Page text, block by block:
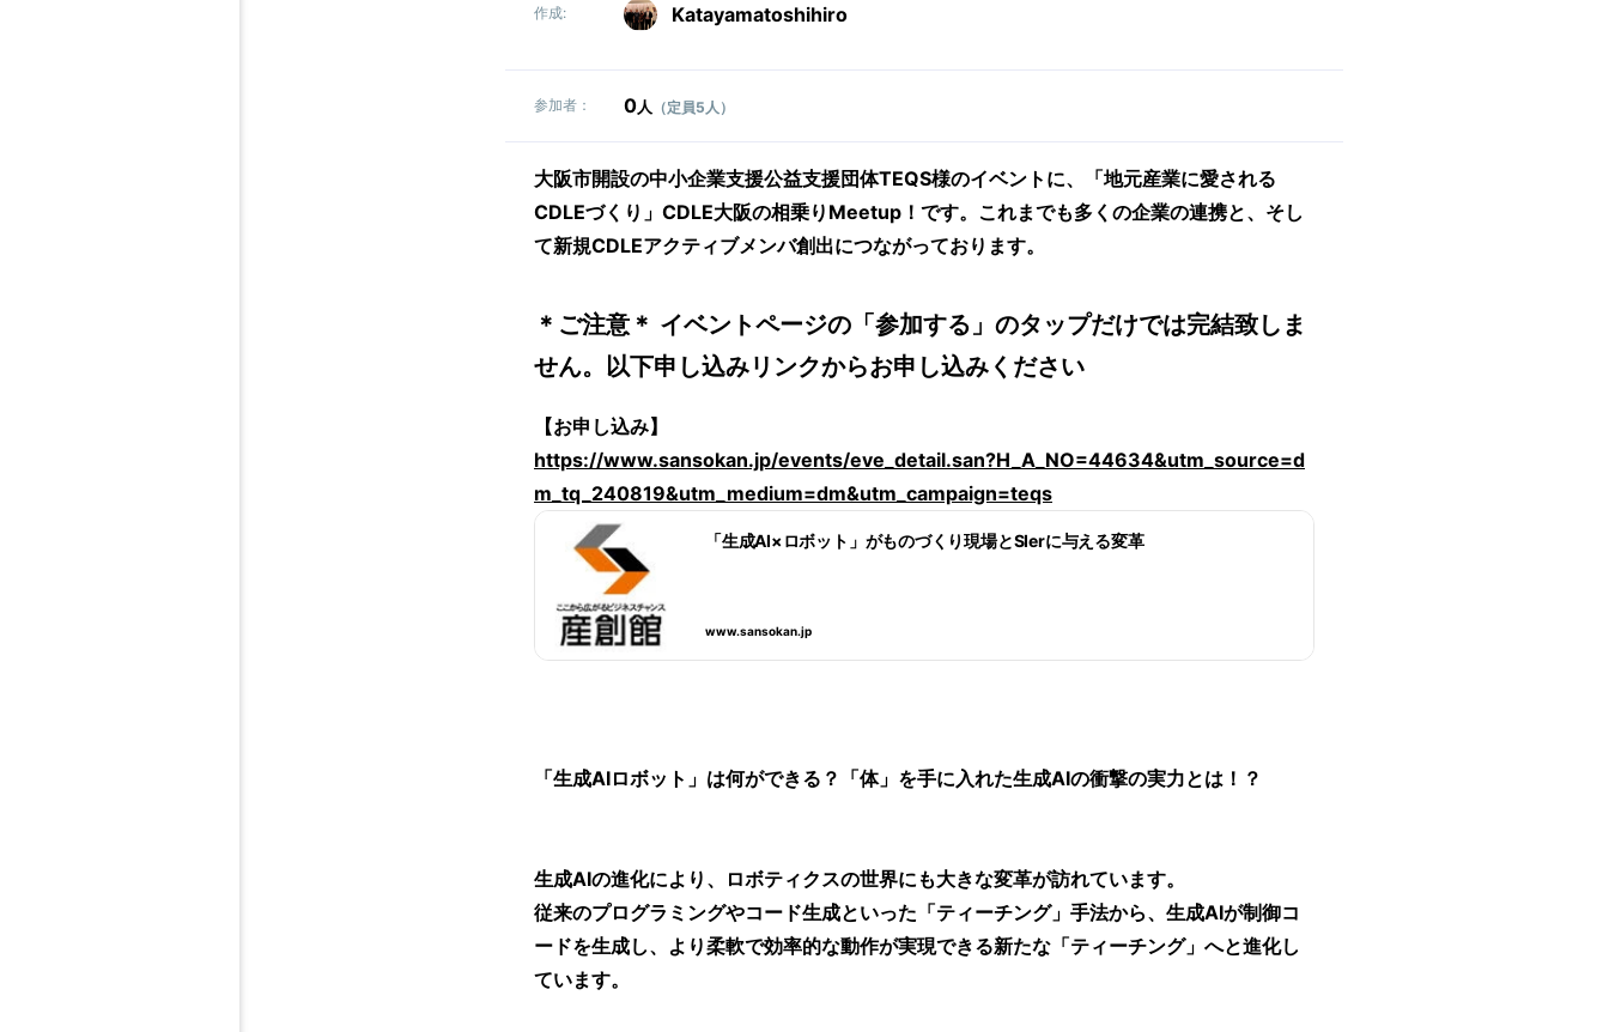
作成: Katayamatoshihiro
参加者： 0人 （定員5人）
大阪市開設の中小企業支援公益支援団体TEQS様のイベントに、「地元産業に愛される
CDLEづくり」CDLE大阪の相乗りMeetup！です。これまでも多くの企業の連携と、そし
て新規CDLEアクティブメンバ創出につながっております。
＊ご注意＊ イベントページの「参加する」のタップだけでは完結致しま
せん。以下申し込みリンクからお申し込みください
【お申し込み】
https://www.sansokan.jp/events/eve_detail.san?H_A_NO=44634&utm_source=d
m_tq_240819&utm_medium=dm&utm_campaign=teqs
「生成AI×ロボット」がものづくり現場とSIerに与える変革
www.sansokan.jp
「生成AIロボット」は何ができる？「体」を手に入れた生成AIの衝撃の実力とは！？
生成AIの進化により、ロボティクスの世界にも大きな変革が訪れています。
従来のプログラミングやコード生成といった「ティーチング」手法から、生成AIが制御コ
ードを生成し、より柔軟で効率的な動作が実現できる新たな「ティーチング」へと進化し
ています。